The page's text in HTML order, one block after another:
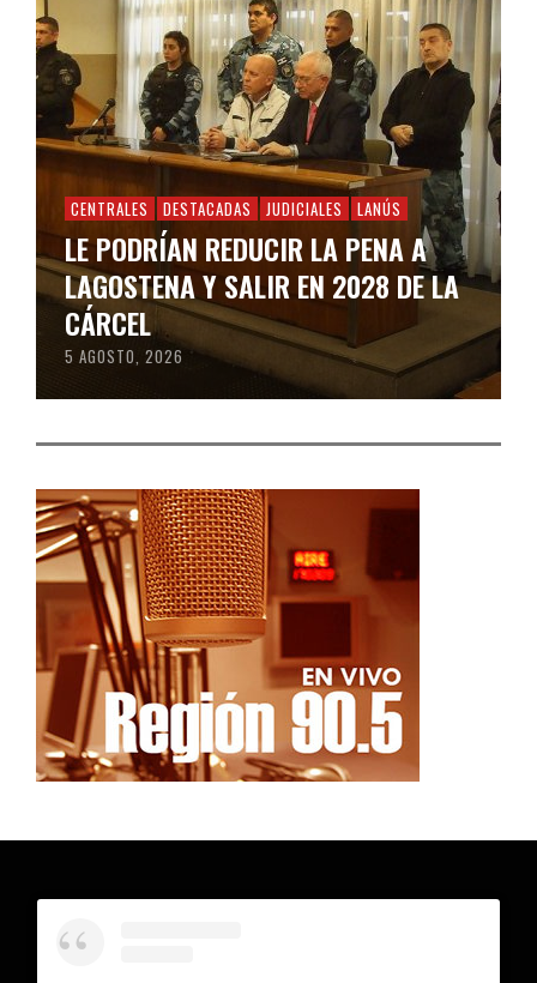
CENTRALES DESTACADAS JUDICIALES LANÚS
LE PODRÍAN REDUCIR LA PENA A
LAGOSTENA Y SALIR EN 2028 DE LA
CÁRCEL
5 AGOSTO, 2026